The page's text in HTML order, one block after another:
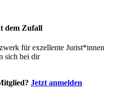
dem Zufall
für exzellente Jurist*innen
sich bei dir
Jetzt anmelden